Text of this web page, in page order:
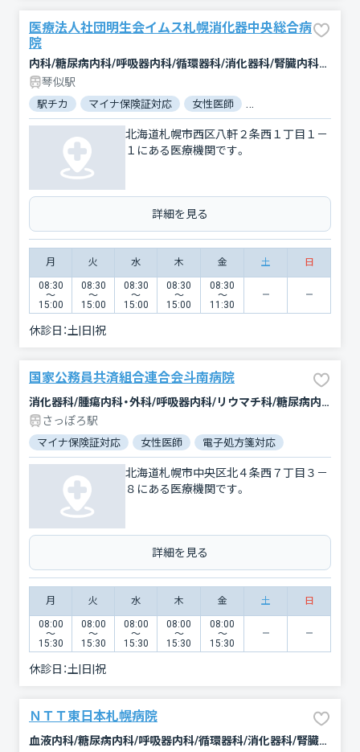
医療法人社団明生会イムス札幌消化器中央総合病
院
内科/糖尿病内科/呼吸器内科/循環器科/消化器科/腎臓内科・外科/腫瘍内科・外科/外科/乳腺外科/肛門科/整形外科/皮膚科/泌尿器科/リハビリテーション/放射線科/麻酔科
琴似駅
駅チカ マイナ保険証対応 女性医師
北海道札幌市西区八軒２条西１丁目１－
１にある医療機関です。
詳細を見る
月 火 水 木 金 土 日
08:30
〜
15:00
08:30
〜
15:00
08:30
〜
15:00
08:30
〜
15:00
08:30
〜
11:30
休診日：土|日|祝
国家公務員共済組合連合会斗南病院
消化器科/腫瘍内科・外科/呼吸器内科/リウマチ科/糖尿病内科/循環器科/血液内科/内科/精神科・神経科/緩和ケア/呼吸器外科/外科/乳腺外科/心臓血管外科/整形外科/形成外科/皮膚科/泌尿器科/婦人科/眼科/耳鼻咽喉科/麻酔科/放射線科/リハビリテーション/臨床検査・病理診断/救急科
さっぽろ駅
マイナ保険証対応 女性医師 電子処方箋対応
北海道札幌市中央区北４条西７丁目３－
８にある医療機関です。
詳細を見る
月 火 水 木 金 土 日
08:00
〜
15:30
08:00
〜
15:30
08:00
〜
15:30
08:00
〜
15:30
08:00
〜
15:30
休診日：土|日|祝
ＮＴＴ東日本札幌病院
血液内科/糖尿病内科/呼吸器内科/循環器科/消化器科/腎臓内科・外科/人工透析/外科/呼吸器外科/心臓血管外科/整形外科/小児科/産婦人科/眼科/耳鼻咽喉科/皮膚科/泌尿器科/精神科・神経科/リウマチ科/放射線科/臨床検査・病理診断/麻酔科